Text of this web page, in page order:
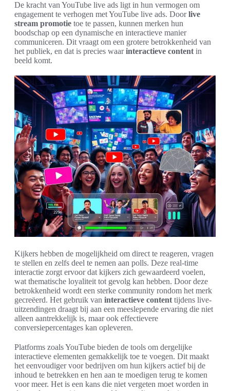
De kracht van YouTube live ads ligt in hun vermogen om
engagement te verhogen met YouTube live ads. Doorlive
stream promotie toe te passen, kunnen merken hun
boodschap op een dynamische en interactieve manier
communiceren. Dit vraagt om een grotere betrokkenheid van
het publiek, en dat is precies waarinteractieve content in
beeld komt.
Kijkers hebben de mogelijkheid om direct te reageren, vragen
te stellen en zelfs deel te nemen aan polls. Deze real-time
interactie zorgt ervoor dat kijkers zich gewaardeerd voelen,
wat thematische loyaliteit tot gevolg kan hebben. Door deze
betrokkenheid wordt een sterke community rondom het merk
gecreëerd. Het gebruik van interactieve content tijdens live-
uitzendingen draagt bij aan een meeslepende ervaring die niet
alleen aantrekkelijk is, maar ook effectievere
conversiepercentages kan opleveren.
Platforms zoals YouTube bieden de tools om dergelijke
interactieve elementen gemakkelijk toe te voegen. Dit maakt
het eenvoudiger voor bedrijven om hun kijkers actief bij de
inhoud te betrekken en hen aan te moedigen terug te komen
voor meer. Het is een kans die niet vergeten moet worden in